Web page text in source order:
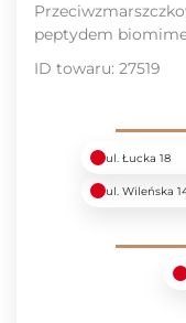
peptydem
ID towaru: 27519
ul. Łucka 18
ul. Wileńska